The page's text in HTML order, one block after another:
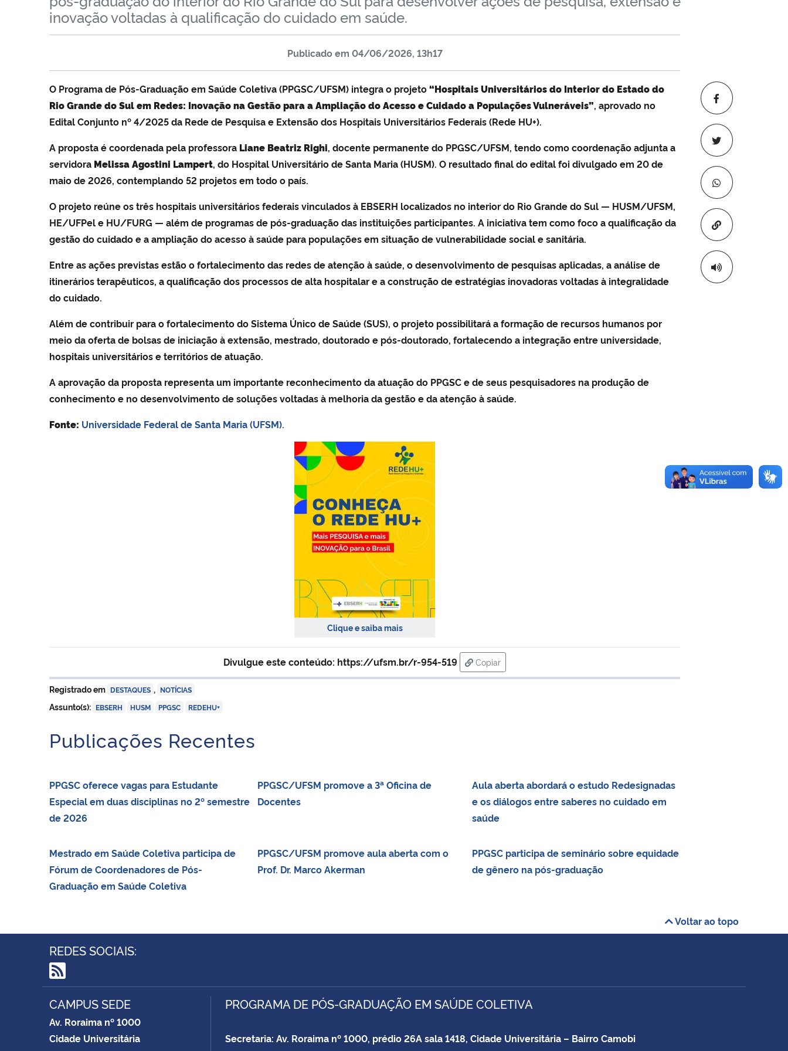
inovação voltadas à qualificação do cuidado em saúde.
Copiar para
Publicado em 04/06/2026, 13h17
O Programa de Pós-Graduação em Saúde Coletiva (PPGSC/UFSM) integra o projeto“Hospitais Universitários do Interior do Estado do
Rio Grande do Sul em Redes: Inovação na Gestão para a Ampliação do Acesso e Cuidado a Populações Vulneráveis”, aprovado no
Edital Conjunto nº 4/2025 da Rede de Pesquisa e Extensão dos Hospitais Universitários Federais (Rede HU+).
A proposta é coordenada pela professora Liane Beatriz Righi, docente permanente do PPGSC/UFSM, tendo como coordenação adjunta a
servidora Melissa Agostini Lampert, do Hospital Universitário de Santa Maria (HUSM). O resultado final do edital foi divulgado em 20 de
maio de 2026, contemplando 52 projetos em todo o país.
O projeto reúne os três hospitais universitários federais vinculados à EBSERH localizados no interior do Rio Grande do Sul — HUSM/UFSM,
HE/UFPel e HU/FURG — além de programas de pós-graduação das instituições participantes. A iniciativa tem como foco a qualificação da
gestão do cuidado e a ampliação do acesso à saúde para populações em situação de vulnerabilidade social e sanitária.
Entre as ações previstas estão o fortalecimento das redes de atenção à saúde, o desenvolvimento de pesquisas aplicadas, a análise de
itinerários terapêuticos, a qualificação dos processos de alta hospitalar e a construção de estratégias inovadoras voltadas à integralidade
do cuidado.
Além de contribuir para o fortalecimento do Sistema Único de Saúde (SUS), o projeto possibilitará a formação de recursos humanos por
meio da oferta de bolsas de iniciação à extensão, mestrado, doutorado e pós-doutorado, fortalecendo a integração entre universidade,
hospitais universitários e territórios de atuação.
A aprovação da proposta representa um importante reconhecimento da atuação do PPGSC e de seus pesquisadores na produção de
conhecimento e no desenvolvimento de soluções voltadas à melhoria da gestão e da atenção à saúde.
Fonte: Universidade Federal de Santa Maria (UFSM).
Clique e saiba mais
Divulgue este conteúdo: https://ufsm.br/r-954-519
Copiar
para área de transferência
Registrado em DESTAQUES NOTÍCIAS
Assunto(s): EBSERH HUSM PPGSC REDEHU+
Publicações Recentes
PPGSC oferece vagas para Estudante
Especial em duas disciplinas no 2º semestre
de 2026
PPGSC/UFSM promove a 3ª Oficina de
Docentes
Aula aberta abordará o estudo Redesignadas
e os diálogos entre saberes no cuidado em
saúde
Mestrado em Saúde Coletiva participa de
Fórum de Coordenadores de Pós-
Graduação em Saúde Coletiva
PPGSC/UFSM promove aula aberta com o
Prof. Dr. Marco Akerman
PPGSC participa de seminário sobre equidade
de gênero na pós-graduação
Voltar ao topo
REDES SOCIAIS:
RSS
CAMPUS SEDE
Av. Roraima nº 1000
Cidade Universitária
PROGRAMA DE PÓS-GRADUAÇÃO EM SAÚDE COLETIVA
Secretaria: Av. Roraima nº 1000, prédio 26A sala 1418, Cidade Universitária – Bairro Camobi